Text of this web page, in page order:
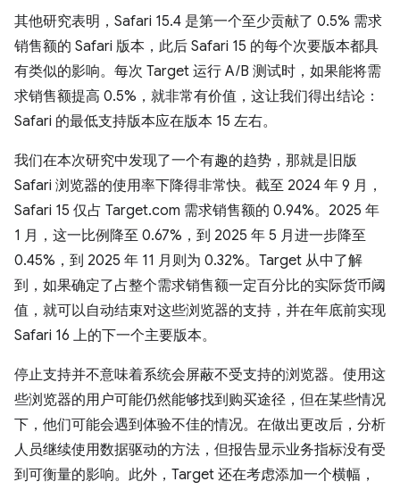
其他研究表明，Safari 15.4 是第一个至少贡献了 0.5% 需求
销售额的 Safari 版本，此后 Safari 15 的每个次要版本都具
有类似的影响。每次 Target 运行 A/B 测试时，如果能将需
求销售额提高 0.5%，就非常有价值，这让我们得出结论：
Safari 的最低支持版本应在版本 15 左右。
我们在本次研究中发现了一个有趣的趋势，那就是旧版
Safari 浏览器的使用率下降得非常快。截至 2024 年 9 月，
Safari 15 仅占 Target.com 需求销售额的 0.94%。2025 年
1 月，这一比例降至 0.67%，到 2025 年 5 月进一步降至
0.45%，到 2025 年 11 月则为 0.32%。Target 从中了解
到，如果确定了占整个需求销售额一定百分比的实际货币阈
值，就可以自动结束对这些浏览器的支持，并在年底前实现
Safari 16 上的下一个主要版本。
停止支持并不意味着系统会屏蔽不受支持的浏览器。使用这
些浏览器的用户可能仍然能够找到购买途径，但在某些情况
下，他们可能会遇到体验不佳的情况。在做出更改后，分析
人员继续使用数据驱动的方法，但报告显示业务指标没有受
到可衡量的影响。此外，Target 还在考虑添加一个横幅，